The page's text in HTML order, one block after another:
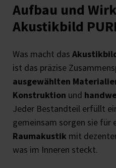
Aufbau und
Akustikbild
Was macht das
ist das präzise
ausgewählten
Konstruktion und
Jeder Bestandteil erfüllt
gemeinsam sorgen sie für
Raumakustik mit
was im Inneren steckt.